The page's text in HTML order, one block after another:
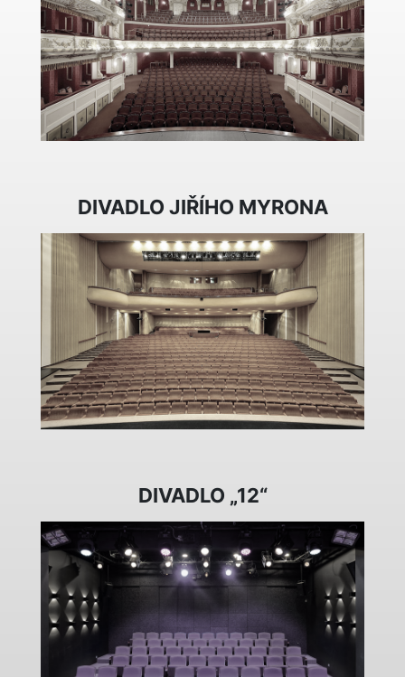
DIVADLO JIŘÍHO MYRONA
DIVADLO „12“